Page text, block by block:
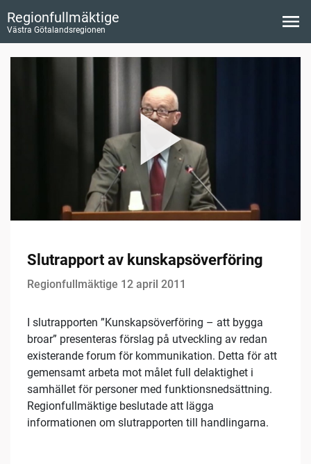
Regionfullmäktige
Västra Götalandsregionen
Slutrapport av kunskapsöverföring
Regionfullmäktige 12 april 2011
I slutrapporten ”Kunskapsöverföring – att bygga
broar” presenteras förslag på utveckling av redan
existerande forum för kommunikation. Detta för att
gemensamt arbeta mot målet full delaktighet i
samhället för personer med funktionsnedsättning.
Regionfullmäktige beslutade att lägga
informationen om slutrapporten till handlingarna.